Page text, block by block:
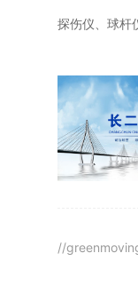
探伤仪、球杆
//